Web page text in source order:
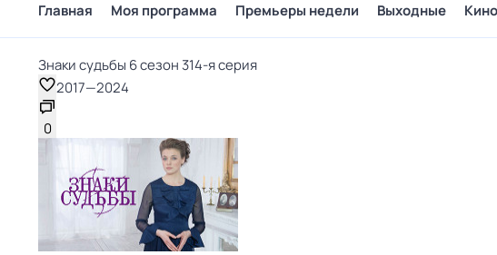
Главная Моя программа Премьеры недели Выходные
Знаки cyдьбы 6 сезон 314-я серия
2017—2024
0